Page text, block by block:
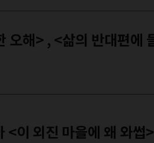
TV - 언 내추럴 코리아 <이 외진 마을에 왜 와썹>